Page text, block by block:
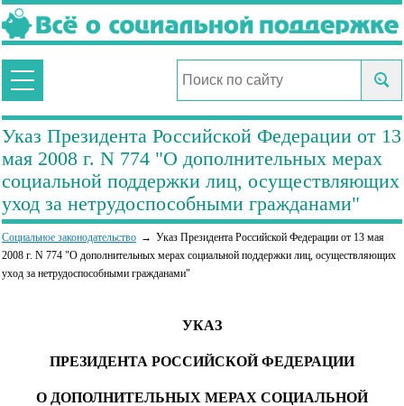
Указ Президента Российской Федерации от 13
мая 2008 г. N 774 "О дополнительных мерах
социальной поддержки лиц, осуществляющих
уход за нетрудоспособными гражданами"
Социальное законодательство
Указ Президента Российской Федерации от 13 мая
2008 г. N 774 "О дополнительных мерах социальной поддержки лиц, осуществляющих
уход за нетрудоспособными гражданами"
УКАЗ
ПРЕЗИДЕНТА РОССИЙСКОЙ ФЕДЕРАЦИИ
О ДОПОЛНИТЕЛЬНЫХ МЕРАХ СОЦИАЛЬНОЙ